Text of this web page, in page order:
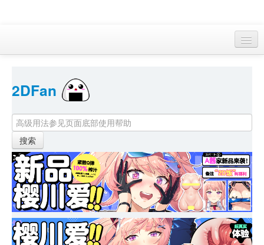
首页
找游戏
下资源
目录
本月新作
站内动态
小组
2DFan